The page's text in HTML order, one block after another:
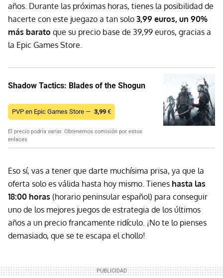
años. Durante las próximas horas, tienes la posibilidad de
hacerte con este juegazo a tan solo 3,99 euros, un 90%
más barato que su precio base de 39,99 euros, gracias a
la Epic Games Store.
Shadow Tactics: Blades of the Shogun
PVP en Epic Games Store — 3,99 €
El precio podría variar. Obtenemos comisión por estos
enlaces
Eso sí, vas a tener que darte muchísima prisa, ya que la
oferta solo es válida hasta hoy mismo. Tienes hasta las
18:00 horas (horario peninsular español) para conseguir
uno de los mejores juegos de estrategia de los últimos
años a un precio francamente ridículo. ¡No te lo pienses
demasiado, que se te escapa el chollo!